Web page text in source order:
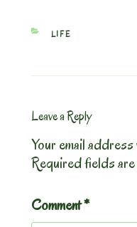
CATEGORIES
LIFE
Leave a Reply
Your email
Required fields
Comment*